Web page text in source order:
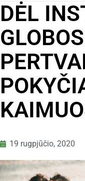
DĖL
GLOBOS
19 rugpjūčio, 2020